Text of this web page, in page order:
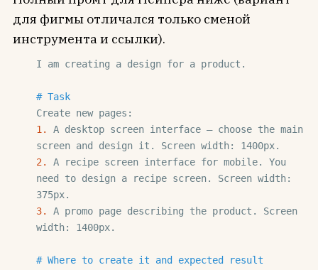
для фигмы отличался только сменой
инструмента и ссылки).
I am creating a design for a product.
# Task
1. A desktop screen interface — choose the main
2. A recipe screen interface for mobile. You
need to design a recipe screen. Screen width:
3. A promo page describing the product. Screen
width: 1400px.
# Where to create it and expected result